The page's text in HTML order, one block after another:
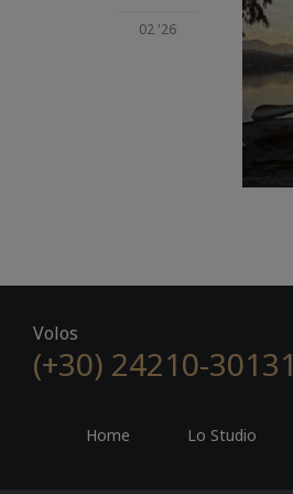
02 '26
Volos
(+30) 24210-30131
Home Lo Studio